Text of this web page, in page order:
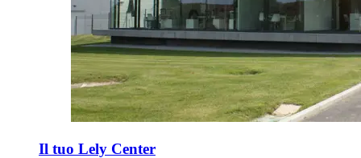
Il tuo Lely Center